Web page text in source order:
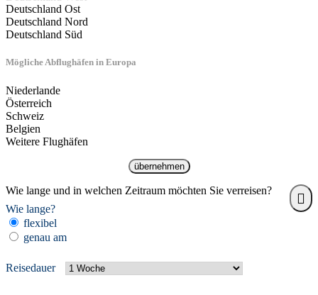
Deutschland Ost
Deutschland Nord
Deutschland Süd
Mögliche Abflughäfen in Europa
Niederlande
Österreich
Schweiz
Belgien
Weitere Flughäfen
übernehmen
Wie lange und in welchen Zeitraum möchten Sie verreisen?
Wie lange?
flexibel
genau am
Reisedauer